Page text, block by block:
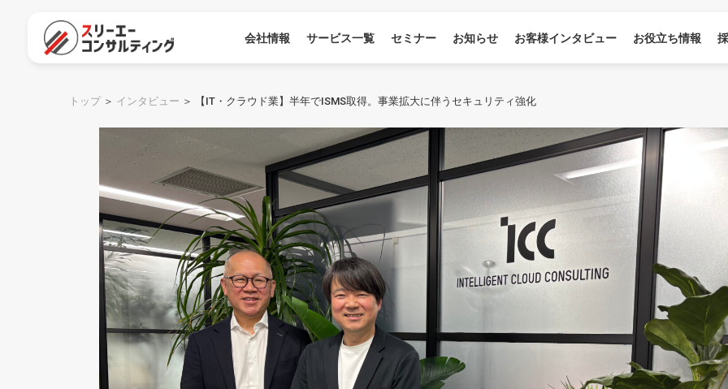
会社情報 サービス一覧 セミナー お知らせ お客様インタビュー お役立ち情報
トップ ＞ インタビュー ＞ 【IT・クラウド業】半年でISMS取得。事業拡大に伴うセキュリティ強化